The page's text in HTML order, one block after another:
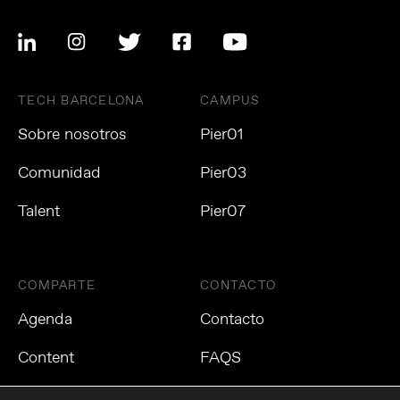
TECH BARCELONA
Sobre nosotros
Comunidad
Talent
CAMPUS
Pier01
Pier03
Pier07
COMPARTE
Agenda
Content
CONTACTO
Contacto
FAQS